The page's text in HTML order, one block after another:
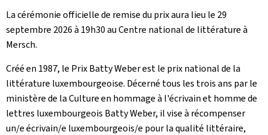
La cérémonie officielle de remise du prix aura lieu le 29
septembre 2026 à 19h30 au Centre national de littérature à
Mersch.
Créé en 1987, le Prix Batty Weber est le prix national de la
littérature luxembourgeoise. Décerné tous les trois ans par le
ministère de la Culture en hommage à l'écrivain et homme de
lettres luxembourgeois Batty Weber, il vise à récompenser
un/e écrivain/e luxembourgeois/e pour la qualité littéraire,